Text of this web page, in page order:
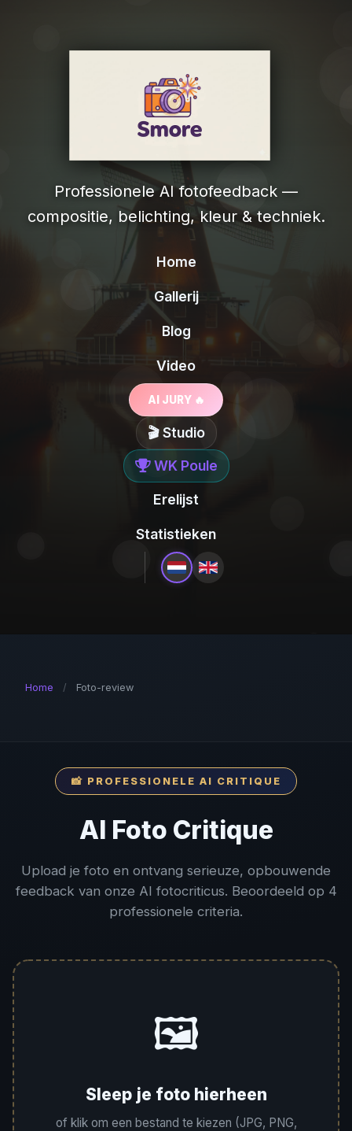
Professionele AI fotofeedback —
compositie, belichting, kleur & techniek.
Home
Gallerij
Blog
Video
AI JURY 🔥
🎬 Studio
WK Poule
Erelijst
Statistieken
Home / Foto-review
📸 PROFESSIONELE AI CRITIQUE
AI Foto Critique
Upload je foto en ontvang serieuze, opbouwende
feedback van onze AI fotocriticus. Beoordeeld op 4
professionele criteria.
🖼️
Sleep je foto hierheen
of klik om een bestand te kiezen (JPG, PNG,